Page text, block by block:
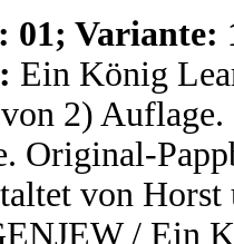
01; Variante:
Ein König
2)
Original-
von Horst
/ Ein